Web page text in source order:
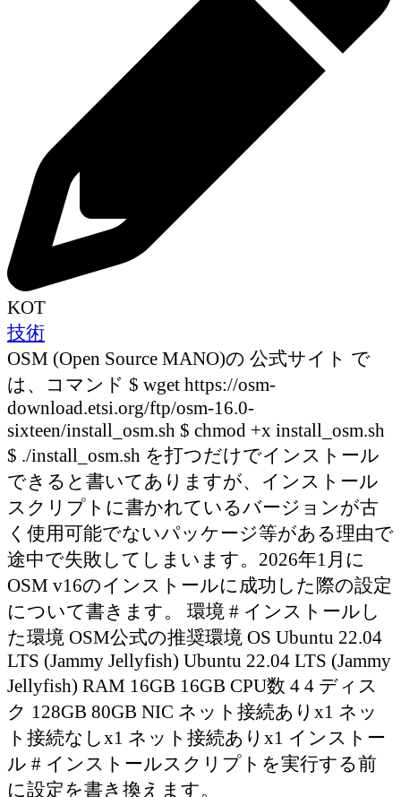
KOT
技術
OSM (Open Source MANO)の 公式サイト で
は、コマンド $ wget https://osm-
download.etsi.org/ftp/osm-16.0-
sixteen/install_osm.sh $ chmod +x install_osm.sh
$ ./install_osm.sh を打つだけでインストール
できると書いてありますが、インストール
スクリプトに書かれているバージョンが古
く使用可能でないパッケージ等がある理由で
途中で失敗してしまいます。2026年1月に
OSM v16のインストールに成功した際の設定
について書きます。 環境 # インストールし
た環境 OSM公式の推奨環境 OS Ubuntu 22.04
LTS (Jammy Jellyfish) Ubuntu 22.04 LTS (Jammy
Jellyfish) RAM 16GB 16GB CPU数 4 4 ディス
ク 128GB 80GB NIC ネット接続ありx1 ネッ
ト接続なしx1 ネット接続ありx1 インストー
ル # インストールスクリプトを実行する前
に設定を書き換えます。